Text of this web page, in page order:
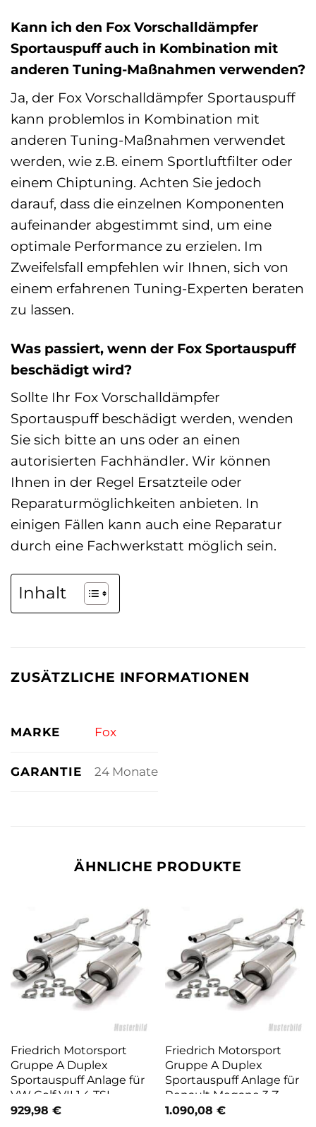
Kann ich den Fox Vorschalldämpfer
Sportauspuff auch in Kombination mit
anderen Tuning-Maßnahmen verwenden?
Ja, der Fox Vorschalldämpfer Sportauspuff
kann problemlos in Kombination mit
anderen Tuning-Maßnahmen verwendet
werden, wie z.B. einem Sportluftfilter oder
einem Chiptuning. Achten Sie jedoch
darauf, dass die einzelnen Komponenten
aufeinander abgestimmt sind, um eine
optimale Performance zu erzielen. Im
Zweifelsfall empfehlen wir Ihnen, sich von
einem erfahrenen Tuning-Experten beraten
zu lassen.
Was passiert, wenn der Fox Sportauspuff
beschädigt wird?
Sollte Ihr Fox Vorschalldämpfer
Sportauspuff beschädigt werden, wenden
Sie sich bitte an uns oder an einen
autorisierten Fachhändler. Wir können
Ihnen in der Regel Ersatzteile oder
Reparaturmöglichkeiten anbieten. In
einigen Fällen kann auch eine Reparatur
durch eine Fachwerkstatt möglich sein.
Inhalt
ZUSÄTZLICHE INFORMATIONEN
MARKE Fox
GARANTIE 24 Monate
ÄHNLICHE PRODUKTE
Friedrich Motorsport
Gruppe A Duplex
Sportauspuff Anlage für
VW Golf VII 1.4 TSI
961450R32LD-X
929,98 €
Friedrich Motorsport
Gruppe A Duplex
Sportauspuff Anlage für
Renault Megane 3 Z
991911T-X
1.090,08 €